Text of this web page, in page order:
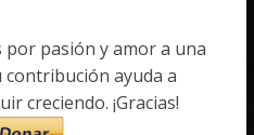
por pasión y amor a una
ayuda a
creciendo. ¡Gracias!